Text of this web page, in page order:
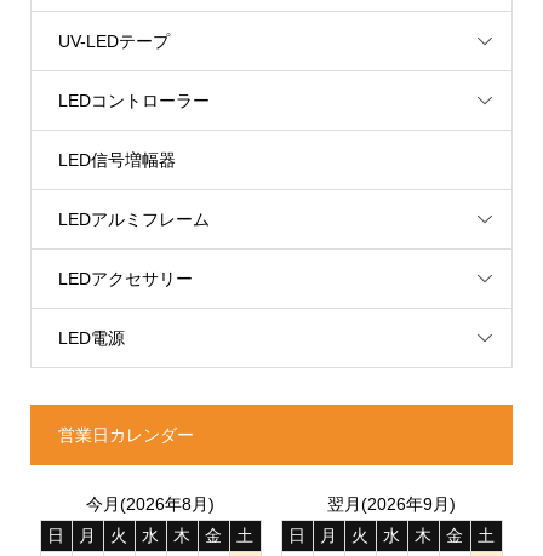
UV-LEDテープ
LEDコントローラー
LED信号増幅器
LEDアルミフレーム
LEDアクセサリー
LED電源
営業日カレンダー
今月(2026年8月)
日
月 火 水 木 金
土
翌月(2026年9月)
日
月 火 水 木 金
土